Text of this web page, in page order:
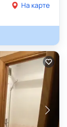
На карте